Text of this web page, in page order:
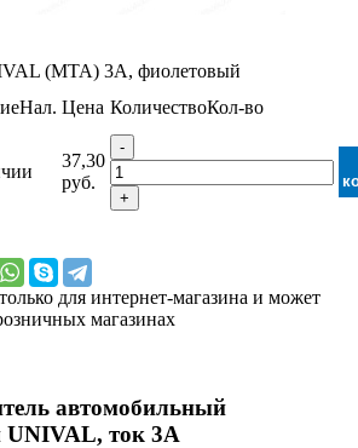
(MTA) 3А, фиолетовый
Нал. Цена КоличествоКол-во
37,30
руб.
-
+
для интернет-магазина и может
магазинах
автомобильный
ток 3А